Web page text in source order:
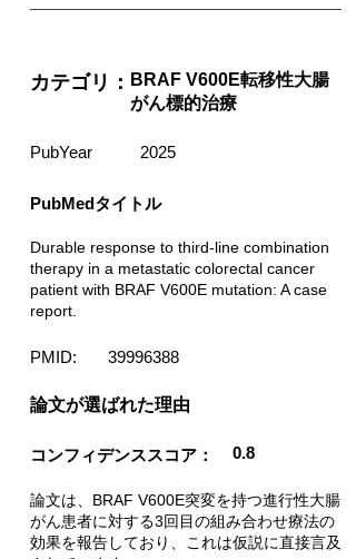
カテゴリ： BRAF V600E転移性大腸
がん標的治療
PubYear 2025
PubMedタイトル
Durable response to third-line combination
therapy in a metastatic colorectal cancer
patient with BRAF V600E mutation: A case
report.
PMID: 39996388
​論文が選ばれた理由
コンフィデンススコア： 0.8
論文は、BRAF V600E突変を持つ進行性大腸
がん患者に対する3回目の組み合わせ療法の
効果を報告しており、これは仮説に直接言及